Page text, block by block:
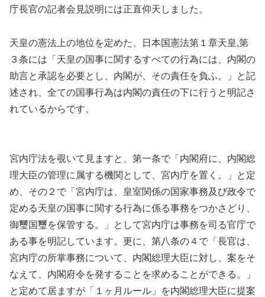
庁長官の記者会見説明には正直仰天しました。
天皇の憲法上の地位を定めた、日本国憲法第１章天皇,第
３条には「天皇の国事に関するすべての行為には、内閣の
助言と承認を必要とし、内閣が、その責任を負ふ。」と記
述され、全ての国事行為は内閣の責任の下に行うと明記さ
れているからです。
宮内庁法を覗いて見ますと、第一条で「内閣府に、内閣総
理大臣の管理に属する機関として、宮内庁を置く。」と定
め、その２で「宮内庁は、皇室関係の国家事務及び政令で
定める天皇の国事に関する行為に係る事務をつかさどり、
御璽国璽を保管する。」として宮内庁は事務を司る官庁で
ある事を明記しています。更に、第八条の４で「長官は、
宮内庁の所掌事務について、内閣総理大臣に対し、案をそ
なえて、内閣府令を発することを求めることができる。」
と定めて居ますが「１ヶ月ルール」を内閣総理大臣に提案